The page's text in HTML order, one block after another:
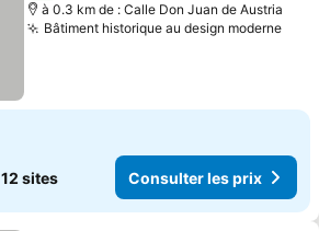
à 0.3 km de : Calle Don Juan de Austria
Bâtiment historique au design moderne
12 sites Consulter les prix